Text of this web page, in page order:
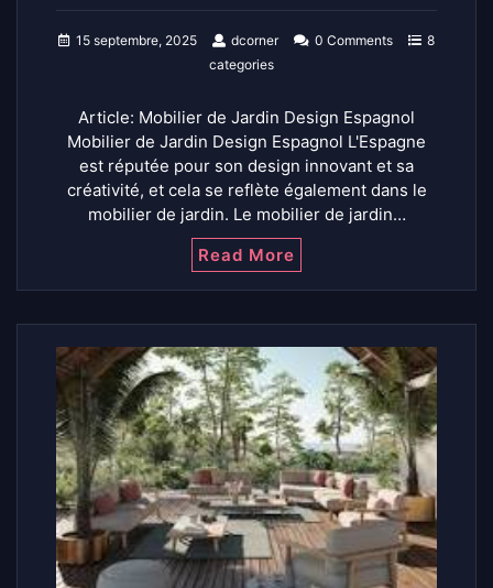
15 septembre, 2025 dcorner 0 Comments
8
categories
Article: Mobilier de Jardin Design Espagnol
Mobilier de Jardin Design Espagnol L'Espagne
est réputée pour son design innovant et sa
créativité, et cela se reflète également dans le
mobilier de jardin. Le mobilier de jardin…
Read More